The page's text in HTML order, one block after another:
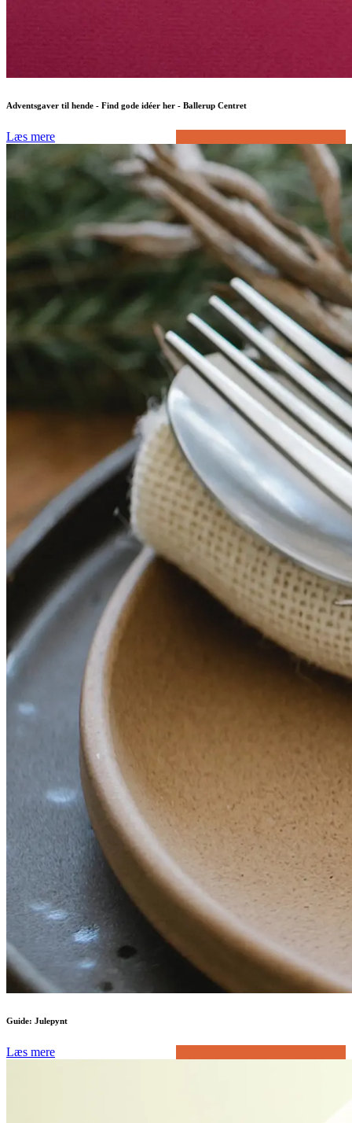
Adventsgaver til hende - Find gode idéer her - Ballerup Centret
Læs mere
Guide: Julepynt
Læs mere